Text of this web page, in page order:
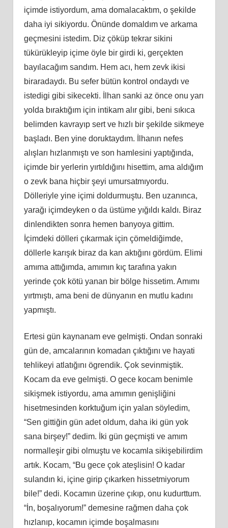
içimde istiyordum, ama domalacaktım, o şekilde
daha iyi sikiyordu. Önünde domaldım ve arkama
geçmesini istedim. Diz çöküp tekrar sikini
tükürükleyip içime öyle bir girdi ki, gerçekten
bayılacağım sandım. Hem acı, hem zevk ikisi
biraradaydı. Bu sefer bütün kontrol ondaydı ve
istedigi gibi sikecekti. İlhan sanki az önce onu yarı
yolda bıraktığım için intikam alır gibi, beni sıkıca
belimden kavrayıp sert ve hızlı bir şekilde sikmeye
başladı. Ben yine doruktaydım. İlhanın nefes
alışları hızlanmıştı ve son hamlesini yaptığında,
içimde bir yerlerin yırtıldığını hisettim, ama aldığım
o zevk bana hiçbir şeyi umursatmıyordu.
Dölleriyle yine içimi doldurmuştu. Ben uzanınca,
yarağı içimdeyken o da üstüme yığıldı kaldı. Biraz
dinlendikten sonra hemen banyoya gittim.
İçimdeki dölleri çıkarmak için çömeldiğimde,
döllerle karışık biraz da kan aktığını gördüm. Elimi
amıma attığımda, amımın kıç tarafına yakın
yerinde çok kötü yanan bir bölge hissetim. Amımı
yırtmıştı, ama beni de dünyanın en mutlu kadını
yapmıştı.
Ertesi gün kaynanam eve gelmişti. Ondan sonraki
gün de, amcalarının komadan çıktığını ve hayati
tehlikeyi atlatığını ögrendik. Çok sevinmiştik.
Kocam da eve gelmişti. O gece kocam benimle
sikişmek istiyordu, ama amımın genişliğini
hisetmesinden korktuğum için yalan söyledim,
“Sen gittiğin gün adet oldum, daha iki gün yok
sana birşey!” dedim. İki gün geçmişti ve amım
normalleşir gibi olmuştu ve kocamla sikişebilirdim
artık. Kocam, “Bu gece çok ateşlisin! O kadar
sulandın ki, içine girip çıkarken hissetmiyorum
bile!” dedi. Kocamın üzerine çıkıp, onu kudurttum.
“İn, boşalıyorum!” demesine rağmen daha çok
hızlanıp, kocamın içimde boşalmasını